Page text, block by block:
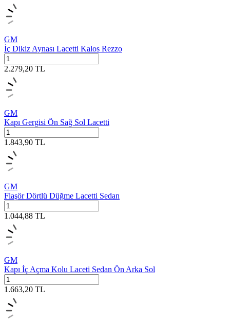
GM
İç Dikiz Aynası Lacetti Kalos Rezzo
2.279,20 TL
GM
Kapı Gergisi Ön Sağ Sol Lacetti
1.843,90 TL
GM
Flaşör Dörtlü Düğme Lacetti Sedan
1.044,88 TL
GM
Kapı İç Açma Kolu Laceti Sedan Ön Arka Sol
1.663,20 TL